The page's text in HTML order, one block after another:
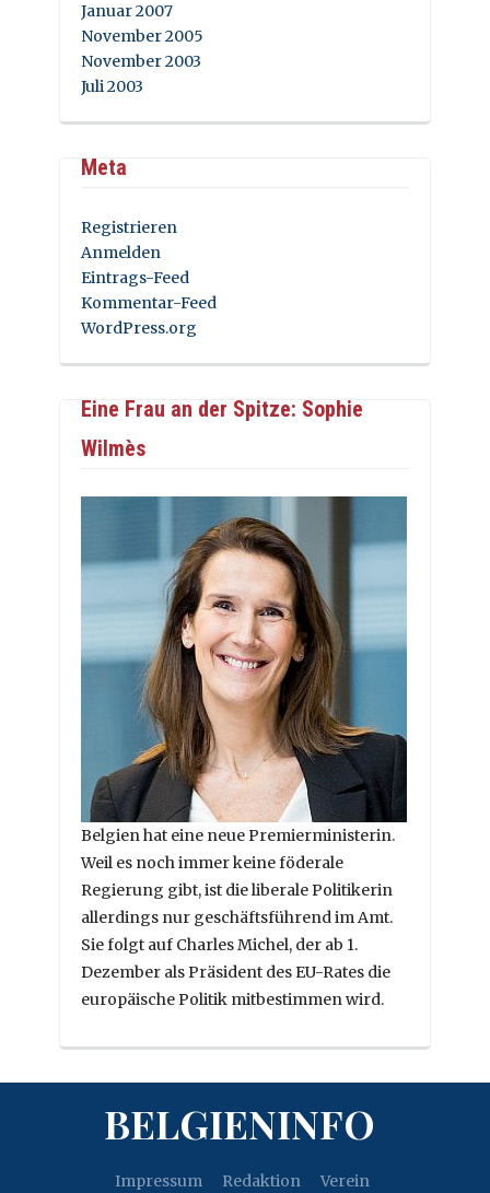
Januar 2007
November 2005
November 2003
Juli 2003
Meta
Registrieren
Anmelden
Eintrags-Feed
Kommentar-Feed
WordPress.org
Eine Frau an der Spitze: Sophie
Wilmès
Belgien hat eine neue Premierministerin.
Weil es noch immer keine föderale
Regierung gibt, ist die liberale Politikerin
allerdings nur geschäftsführend im Amt.
Sie folgt auf Charles Michel, der ab 1.
Dezember als Präsident des EU-Rates die
europäische Politik mitbestimmen wird.
BELGIENINFO
Impressum Redaktion Verein